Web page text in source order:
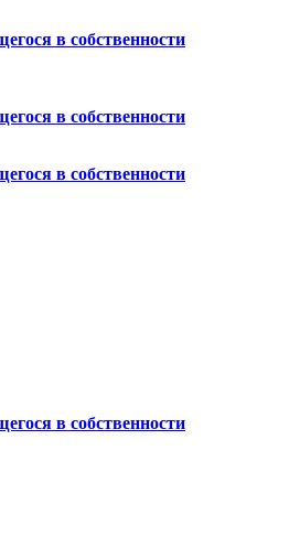
в собственности
в собственности
в собственности
в собственности